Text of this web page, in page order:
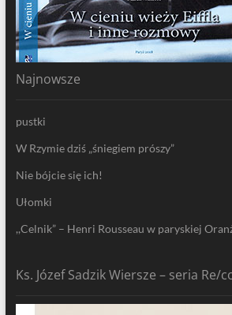
Najnowsze
pustki
W Rzymie dziś „śniegiem prószy”
Nie bójcie się ich!
Ułomki
,,Celnik” – Henri Rousseau w paryskiej
Ks. Józef Sadzik Wiersze – seria Re/